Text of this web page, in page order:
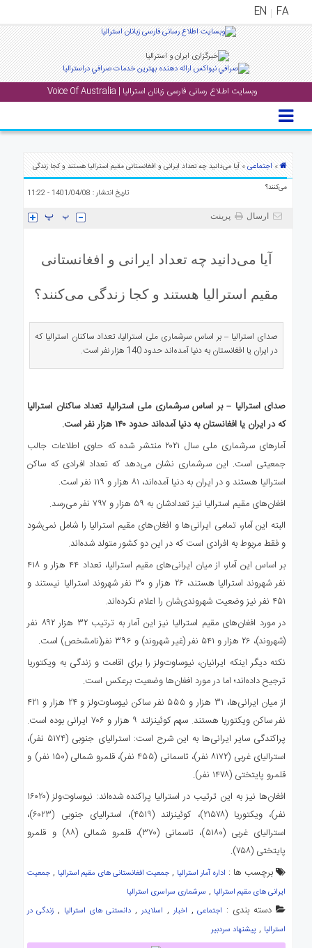
FA
EN
وبسایت اطلاع رسانی فارسی زبانان استرالیا | Voice Of Australia
منوی
اصلی
پادکست
» اجتماعی» آیا می‌دانید چه تعداد ایرانی و افغانستانی مقیم استرالیا هستند و کجا زندگی
می‌کنند؟
تاریخ انتشار : 1401/04/08 - 11:22
ارسال پرینت
آیا می‌دانید چه تعداد ایرانی و افغانستانی
مقیم استرالیا هستند و کجا زندگی می‌کنند؟
صدای استرالیا – بر اساس سرشماری ملی استرالیا، تعداد ساکنان استرالیا که
در ایران یا افغانستان به دنیا آمده‌اند حدود 140 هزار نفر است.
صدای استرالیا – بر اساس سرشماری ملی استرالیا، تعداد ساکنان استرالیا
که در ایران یا افغانستان به دنیا آمده‌اند حدود ۱۴۰ هزار نفر است.
آمارهای سرشماری ملی سال ۲۰۲۱ منتشر شده که حاوی اطلاعات جالب
جمعیتی است. این سرشماری نشان می‌دهد که تعداد افرادی که ساکن
استرالیا هستند و در ایران به دنیا آمده‌اند، ۸۱ هزار و ۱۱۹ نفر است.
افغان‌های مقیم استرالیا نیز تعدادشان به ۵۹ هزار و ۷۹۷ نفر می‌رسد.
البته این آمار، تمامی ایرانی‌ها و افغان‌های مقیم استرالیا را شامل نمی‌شود
و فقط مربوط به افرادی است که در این دو کشور متولد شده‌اند.
بر اساس این آمار، از میان ایرانی‌های مقیم استرالیا، تعداد ۴۴ هزار و ۴۱۸
نفر شهروند استرالیا هستند، ۲۶ هزار و ۳۰ نفر شهروند استرالیا نیستند و
۴۵۱ نفر نیز وضعیت‌ شهروندی‌شان را اعلام نکرده‌اند.
در مورد افغان‌های مقیم استرالیا نیز این آمار به ترتیب ۳۲ هزار ۸۹۲ نفر
(شهروند)، ۲۶ هزار و ۵۴۱ نفر (غیر شهروند) و ۳۹۶ نفر(نامشخص) است.
نکته دیگر اینکه ایرانیان، نیوساوت‌ولز را برای اقامت و زندگی به ویکتوریا
ترجیح داده‌اند؛ اما در مورد افغان‌ها وضعیت برعکس است.
از میان ایرانی‌ها، ۳۱ هزار و ۵۵۵ نفر ساکن نیوساوت‌ولز و ۲۴ هزار و ۴۲۱
نفر ساکن ویکتوریا هستند. سهم کوئینزلند ۹ هزار و ۷۰۶ ایرانی بوده است.
پراکندگی سایر ایرانی‌ها به این شرح است: استرالیای جنوبی (۵۱۷۴ نفر)،
استرالیای غربی (۸۱۷۲ نفر)، تاسمانی (۴۵۵ نفر)، قلمرو شمالی (۱۵۰ نفر) و
قلمرو پایتختی (۱۴۷۸ نفر).
افغان‌ها نیز به این ترتیب در استرالیا پراکنده شده‌اند: نیوساوت‌ولز (۱۶۰۲۰
نفر)، ویکتوریا (۲۱۵۷۸)، کوئینزلند (۴۵۱۹)، استرالیای جنوبی (۶۰۲۳)،
استرالیای غربی (۵۱۸۰)، تاسمانی (۳۷۰)، قلمرو شمالی (۸۸) و قلمرو
پایتختی (۷۵۸).
برچسب ها : اداره آمار استرالیا ,جمعیت افغانستانی های مقیم استرالیا , جمعیت
ایرانی های مقیم استرالیا , سرشماری سراسری استرالیا
دسته بندی : اجتماعی, اخبار, اسلایدر,دانستنی های استرالیا , زندگی در
استرالیا , پیشنهاد سردبیر